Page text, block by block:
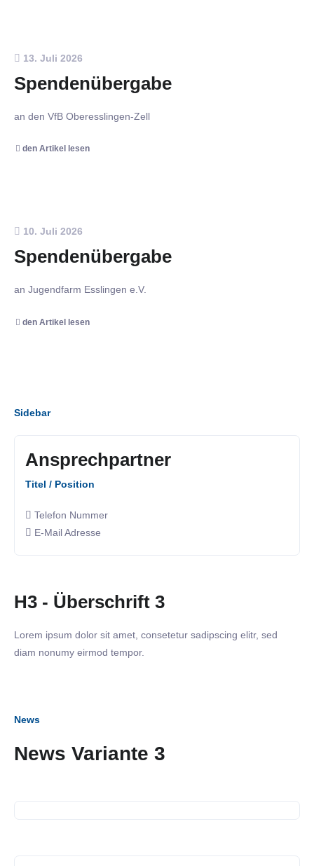
13. Juli 2026
Spendenübergabe
an den VfB Oberesslingen-Zell
den Artikel lesen
10. Juli 2026
Spendenübergabe
an Jugendfarm Esslingen e.V.
den Artikel lesen
Sidebar
Ansprechpartner
Titel / Position
Telefon Nummer
E-Mail Adresse
H3 - Überschrift 3
Lorem ipsum dolor sit amet, consetetur sadipscing elitr, sed
diam nonumy eirmod tempor.
News
News Variante 3